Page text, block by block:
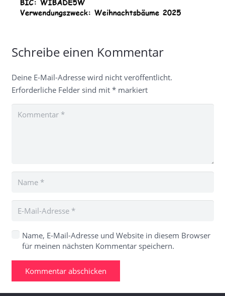
Schreibe einen Kommentar
Deine E-Mail-Adresse wird nicht veröffentlicht.
Erforderliche Felder sind mit *markiert
Name, E-Mail-Adresse und Website in diesem Browser
für meinen nächsten Kommentar speichern.
Kommentar abschicken